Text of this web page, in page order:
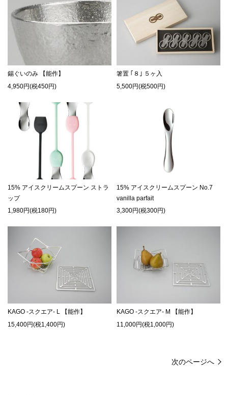
錫ぐいのみ 【能作】
4,950円(税450円)
箸置 ｢８｣ ５ヶ入
5,500円(税500円)
15% アイスクリームスプーン ストラ
ップ
1,980円(税180円)
15% アイスクリームスプーン No.7
vanilla parfait
3,300円(税300円)
KAGO -スクエア- L 【能作】
15,400円(税1,400円)
KAGO -スクエア- M 【能作】
11,000円(税1,000円)
次のページへ